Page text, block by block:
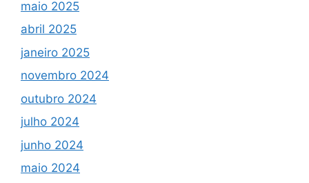
maio 2025
abril 2025
janeiro 2025
novembro 2024
outubro 2024
julho 2024
junho 2024
maio 2024